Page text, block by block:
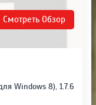
Смотреть Обзор
Windows 8), 1.7.6